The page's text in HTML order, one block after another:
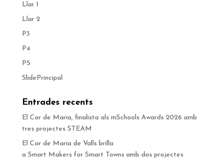
Llar 1
Llar 2
P3
P4
P5
SlidePrincipal
Entrades recents
El Cor de Maria, finalista als mSchools Awards 2026 amb
tres projectes STEAM
El Cor de Maria de Valls brilla
a Smart Makers for Smart Towns amb dos projectes